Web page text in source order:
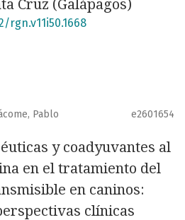
Cruz (Galápagos)
Pablo
e2601654
y coadyuvantes al
en el tratamiento del
en caninos:
clínicas